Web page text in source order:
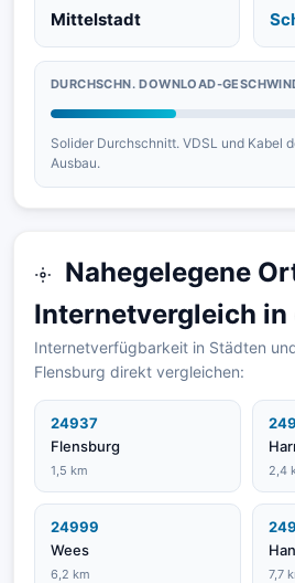
Mittelstadt
DURCHSCHN. DOWNLOAD-
Solider Durchschnitt. VDSL und Kabel
Ausbau.
Nahegelegene
Internetvergleich in
Internetverfügbarkeit in Städten
Flensburg direkt vergleichen:
24937
Flensburg
1,5 km 2,4
24999
Wees
6,2 km 7,7